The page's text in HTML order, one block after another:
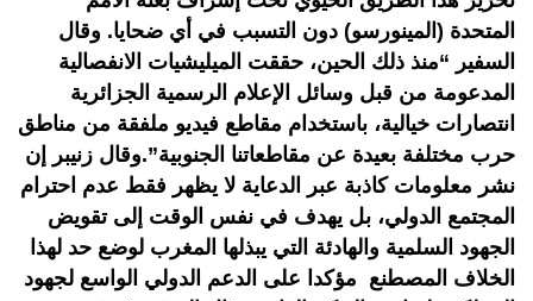
المتحدة (المينورسو) دون التسبب في أي ضحايا. وقال
السفير “منذ ذلك الحين، حققت الميليشيات الانفصالية
المدعومة من قبل وسائل الإعلام الرسمية الجزائرية
انتصارات خيالية، باستخدام مقاطع فيديو ملفقة من مناطق
حرب مختلفة بعيدة عن مقاطعاتنا الجنوبية”.وقال زنيبر إن
نشر معلومات كاذبة عبر الدعاية لا يظهر فقط عدم احترام
المجتمع الدولي، بل يهدف في نفس الوقت إلى تقويض
الجهود السلمية والهادئة التي يبذلها المغرب لوضع حد لهذا
الخلاف المصطنع مؤكدا على الدعم الدولي الواسع لجهود